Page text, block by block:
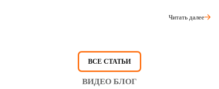
Читать далее
ВСЕ СТАТЬИ
ВИДЕО БЛОГ